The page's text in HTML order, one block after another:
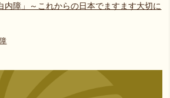
内障」～これからの日本でますます大切に